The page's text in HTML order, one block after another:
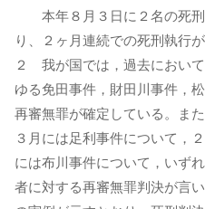
本年８月３日に２名の死刑
り、２ヶ月連続での死刑執行
２ 我が国では，過去におい
ゆる免田事件，財田川事件，
再審無罪が確定している。ま
３月には足利事件について，
には布川事件について，いず
者に対する再審無罪判決が言